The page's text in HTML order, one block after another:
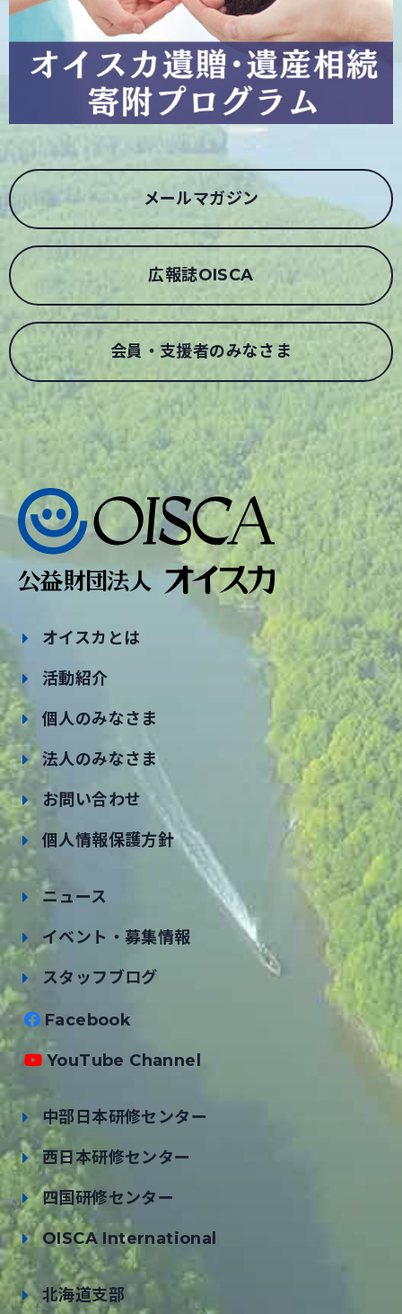
メールマガジン
広報誌OISCA
会員・支援者のみなさま
オイスカとは
活動紹介
個人のみなさま
法人のみなさま
お問い合わせ
個人情報保護方針
ニュース
イベント・募集情報
スタッフブログ
Facebook
YouTube Channel
中部日本研修センター
西日本研修センター
四国研修センター
OISCA International
北海道支部